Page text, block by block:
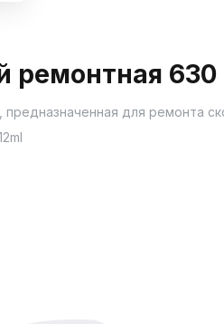
ремонтная
предназначенная для ремонта